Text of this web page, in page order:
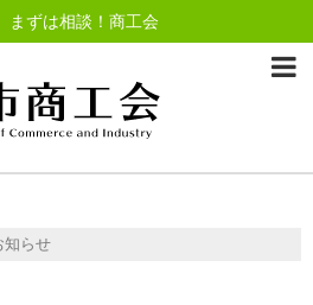
まずは相談！商工会
知らせ